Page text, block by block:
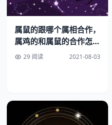
属鼠的，此乃下下等婚配。
免找属牛的，此乃中下等婚
同属相的，此乃中下等婚配
冲突、彼此相克。
属鼠的跟哪个属相合作，
属鸡的和属鼠的合作怎么
样 29 阅读 2021-08-03